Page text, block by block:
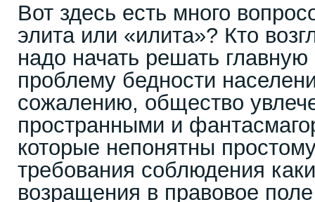
Вот здесь есть много
элита или «илита»? Кто
надо начать решать
проблему бедности
сожалению, общество
пространными и
которые непонятны
требования соблюдения
возращения в правовое